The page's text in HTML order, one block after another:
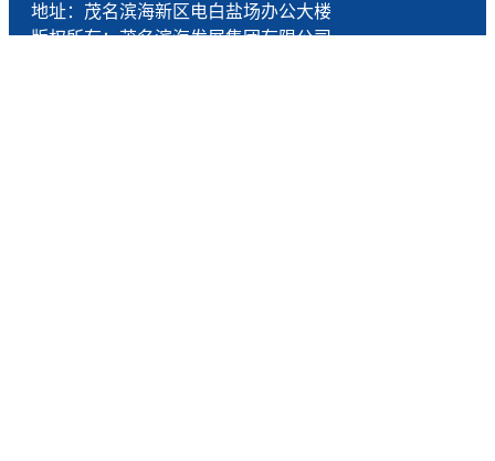
地址：茂名滨海新区电白盐场办公大楼
版权所有：茂名滨海发展集团有限公司